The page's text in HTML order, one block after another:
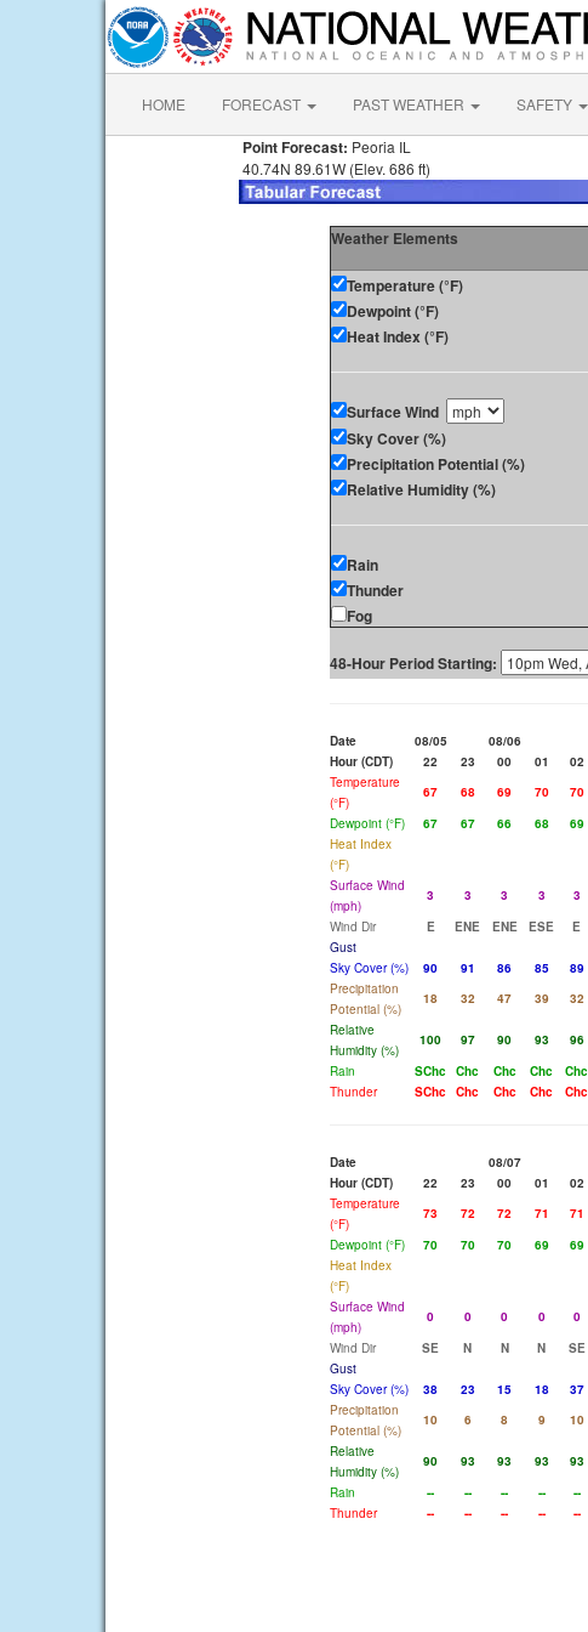
HOME FORECAST PAST WEATHER SAFETY
Point Forecast: Peoria IL
40.74N 89.61W (Elev. 686 ft)
Weather Elements
Temperature (°F)
Dewpoint (°F)
Heat Index (°F)
Surface Wind
Sky Cover (%)
Precipitation Potential (%)
Relative Humidity (%)
Rain
Thunder
Fog
48-Hour Period Starting:
Date 08/05
08/06
Hour (CDT)
22 23 00 01 02
Temperature
(°F)
67 68 69 70 70
Dewpoint (°F)
67 67 66 68 69
Heat Index
(°F)
Surface Wind
(mph)
3 3 3 3 3
Wind Dir
E ENE ENE ESE E
Gust
Sky Cover (%)
90 91 86 85 89
Precipitation
Potential (%)
18 32 47 39 32
Relative
Humidity (%)
100 97 90 93 96
Rain
SChc Chc Chc Chc Chc
Thunder
SChc Chc Chc Chc Chc
Date
08/07
Hour (CDT)
22 23 00 01 02
Temperature
(°F)
73 72 72 71 71
Dewpoint (°F)
70 70 70 69 69
Heat Index
(°F)
Surface Wind
(mph)
0 0 0 0 0
Wind Dir
SE N N N SE
Gust
Sky Cover (%)
38 23 15 18 37
Precipitation
Potential (%)
10 6 8 9 10
Relative
Humidity (%)
90 93 93 93 93
Rain
-- -- -- -- --
Thunder
-- -- -- -- --